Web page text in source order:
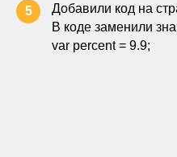
5
Добавили код на
В коде заменили
var percent = 9.9;